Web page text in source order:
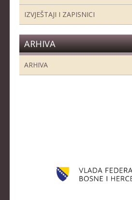
IZVJEŠTAJI I ZAPISNICI
ARHIVA
ARHIVA